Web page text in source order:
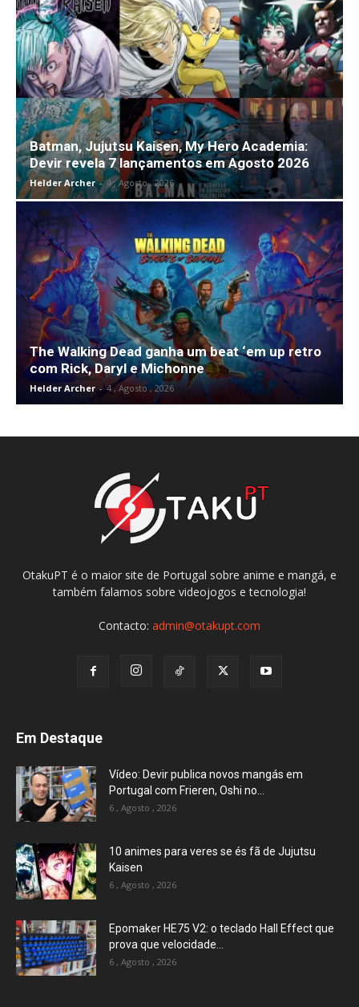
Batman, Jujutsu Kaisen, My Hero Academia:
Devir revela 7 lançamentos em Agosto 2026
Helder Archer - 4 , Agosto , 2026
The Walking Dead ganha um beat ‘em up retro
com Rick, Daryl e Michonne
Helder Archer - 4 , Agosto , 2026
OtakuPT é o maior site de Portugal sobre anime e mangá, e
também falamos sobre videojogos e tecnologia!
Contacto: admin@otakupt.com
Em Destaque
Vídeo: Devir publica novos mangás em
Portugal com Frieren, Oshi no...
6 , Agosto , 2026
10 animes para veres se és fã de Jujutsu
Kaisen
6 , Agosto , 2026
Epomaker HE75 V2: o teclado Hall Effect que
prova que velocidade...
6 , Agosto , 2026